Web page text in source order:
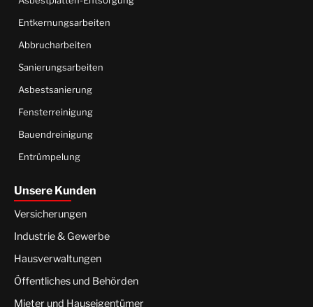
Entkernungsarbeiten
Abbrucharbeiten
Sanierungsarbeiten
Asbestsanierung
Fensterreinigung
Bauendreinigung
Entrümpelung
Unsere Kunden
Versicherungen
Industrie & Gewerbe
Hausverwaltungen
Öffentliches und Behörden
Mieter und Hauseigentümer